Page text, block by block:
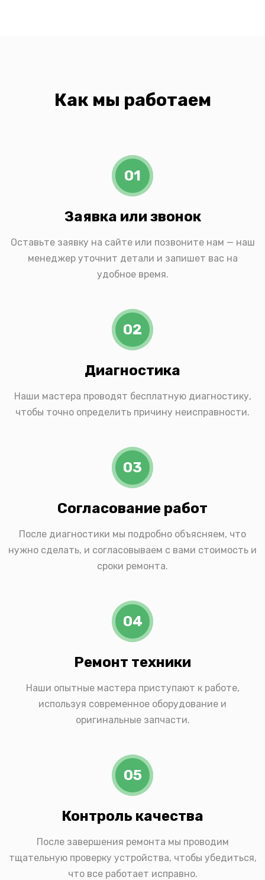
Как мы работаем
01
Заявка или звонок
Оставьте заявку на сайте или позвоните нам — наш
менеджер уточнит детали и запишет вас на
удобное время.
02
Диагностика
Наши мастера проводят бесплатную диагностику,
чтобы точно определить причину неисправности.
03
Согласование работ
После диагностики мы подробно объясняем, что
нужно сделать, и согласовываем с вами стоимость и
сроки ремонта.
04
Ремонт техники
Наши опытные мастера приступают к работе,
используя современное оборудование и
оригинальные запчасти.
05
Контроль качества
После завершения ремонта мы проводим
тщательную проверку устройства, чтобы убедиться,
что все работает исправно.